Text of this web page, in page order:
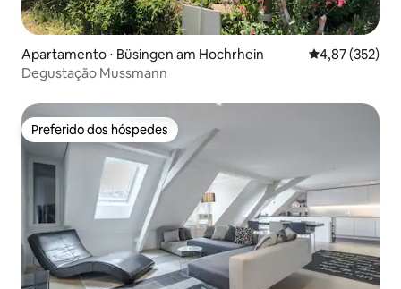
Apartamento ⋅ Büsingen am Hochrhein 4,87 de uma
4,87 (352)
Degustação Mussmann
Preferido dos hóspedes
Preferido dos hóspedes